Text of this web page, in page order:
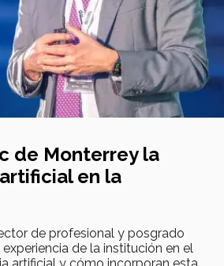
de Monterrey la
en la
de profesional y posgrado
de la institución en el